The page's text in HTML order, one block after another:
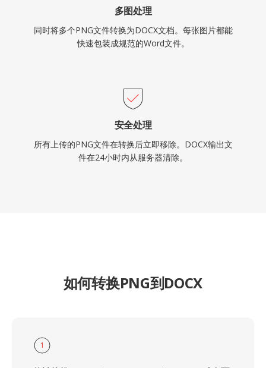
多图处理
同时将多个PNG文件转换为DOCX文档。每张图片都能
快速包装成规范的Word文件。
安全处理
所有上传的PNG文件在转换后立即移除。DOCX输出文
件在24小时内从服务器清除。
如何转换PNG到DOCX
1